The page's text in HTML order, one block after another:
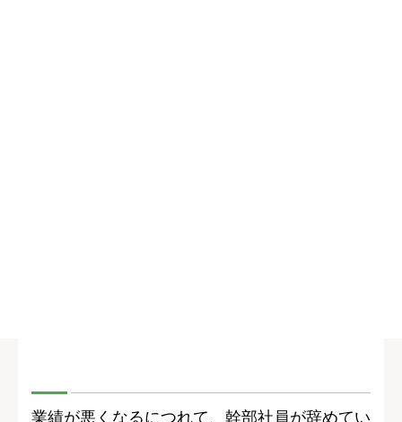
業績が悪くなるにつれて、幹部社員が辞めてい